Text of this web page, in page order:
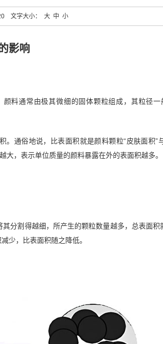
文字大小： 大 中 小
影响
料通常由极其微细的固体颗粒组成，其粒径
。通俗地说，比表面积就是颜料颗粒“皮肤面积”
大，表示单位质量的颜料暴露在外的表面积越多。
分割得越细，所产生的颗粒数量越多，总表面
少，比表面积随之降低。